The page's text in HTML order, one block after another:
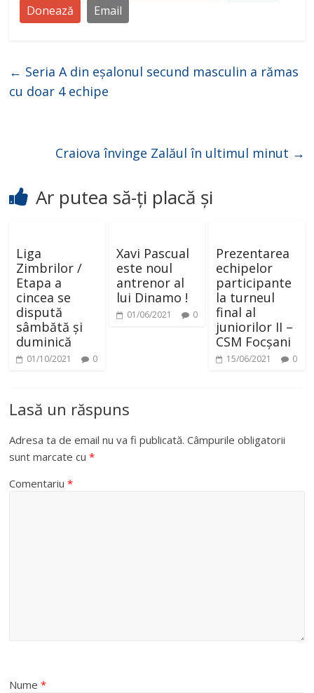
Donează
Email
← Seria A din eșalonul secund masculin a rămas
cu doar 4 echipe
Craiova învinge Zalăul în ultimul minut →
Ar putea să-ți placă și
Liga
Zimbrilor /
Etapa a
cincea se
dispută
sâmbătă și
duminică
01/10/2021 0
Xavi Pascual
este noul
antrenor al
lui Dinamo !
01/06/2021 0
Prezentarea
echipelor
participante
la turneul
final al
juniorilor II –
CSM Focșani
15/06/2021 0
Lasă un răspuns
Adresa ta de email nu va fi publicată. Câmpurile obligatorii
sunt marcate cu*
Comentariu*
Nume*